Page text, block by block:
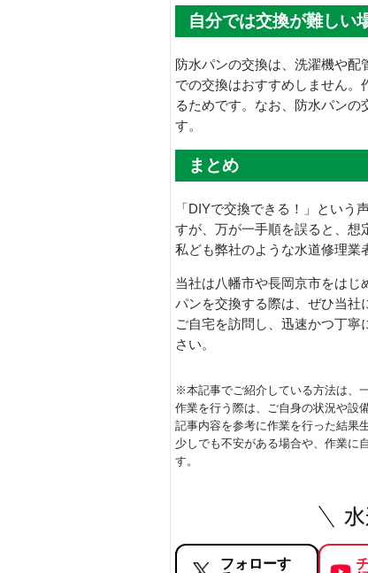
自分では交換が難しい
防水パンの交換は、洗濯機や
での交換はおすすめしません。
るためです。なお、防水パン
す。
まとめ
「DIYで交換できる！」という
すが、万が一手順を誤ると、想
私ども弊社のような水道修理業
当社は八幡市や長岡京市をはじ
パンを交換する際は、ぜひ当社
ご自宅を訪問し、迅速かつ丁
さい。
※本記事でご紹介している方法は、
作業を行う際は、ご自身の状況や設
記事内容を参考に作業を行った結果
少しでも不安がある場合や、作業に
す。
フォローす